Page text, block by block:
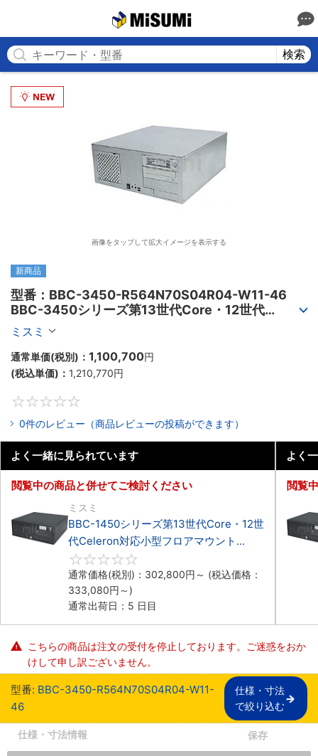
検索
画像をタップして拡大イメージを表示する
新商品
型番：BBC-3450-R564N70S04R04-W11-46
BBC-3450シリーズ第13世代Core・12世代
Celeron対応フロアマウント4PCIe
ミスミ
通常単価(税別)： 1,100,700円
(税込単価)： 1,210,770円
0件のレビュー（商品レビューの投稿ができます）
よく一緒に見られています
閲覧中の商品と併せてご検討ください
ミスミ
BBC-1450シリーズ第13世代Core・12世
代Celeron対応小型フロアマウント
4PCIe
通常価格(税別)： 302,800円 ～ (税込価格：
333,080円 ～)
通常出荷日：5 日目
よく
閲覧
こちらの商品は注文の受付を停止しております。ご迷惑をおか
けして申し訳ございません。
型番: BBC-3450-R564N70S04R04-W11-
46
仕様・寸法
で絞り込む
仕様・寸法情報 保存